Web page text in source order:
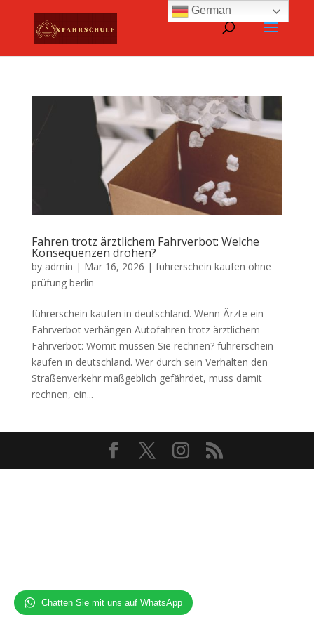
Fahren trotz ärztlichem Fahrverbot: Welche
Konsequenzen drohen?
by admin | Mar 16, 2026 | führerschein kaufen ohne
prüfung berlin
führerschein kaufen in deutschland. Wenn Ärzte ein
Fahrverbot verhängen Autofahren trotz ärztlichem
Fahrverbot: Womit müssen Sie rechnen? führerschein
kaufen in deutschland. Wer durch sein Verhalten den
Straßenverkehr maßgeblich gefährdet, muss damit
rechnen, ein...
German
Chatten Sie mit uns auf WhatsApp